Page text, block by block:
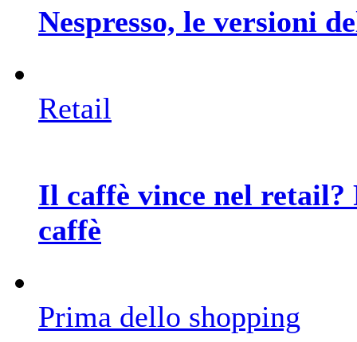
Nespresso, le versioni
Retail
Il caffè vince nel retail?
caffè
Prima dello shopping